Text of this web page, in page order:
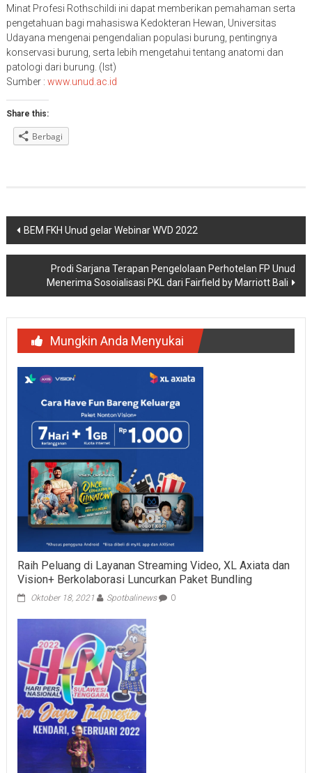
Minat Profesi Rothschildi ini dapat memberikan pemahaman serta
pengetahuan bagi mahasiswa Kedokteran Hewan, Universitas
Udayana mengenai pengendalian populasi burung, pentingnya
konservasi burung, serta lebih mengetahui tentang anatomi dan
patologi dari burung. (Ist)
Sumber : www.unud.ac.id
Share this:
Berbagi
Navigasi
pos
BEM FKH Unud gelar Webinar WVD 2022
Prodi Sarjana Terapan Pengelolaan Perhotelan FP Unud
Menerima Sosoialisasi PKL dari Fairfield by Marriott Bali
Mungkin Anda Menyukai
Raih Peluang di Layanan Streaming Video, XL Axiata dan
Vision+ Berkolaborasi Luncurkan Paket Bundling
Oktober 18, 2021 Spotbalinews 0